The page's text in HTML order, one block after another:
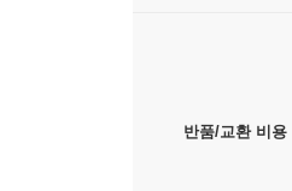
반품/교환 비용